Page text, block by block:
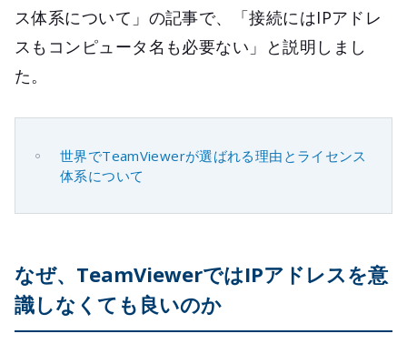
ス体系について」の記事で、「接続にはIPアドレ
スもコンピュータ名も必要ない」と説明しまし
た。
世界でTeamViewerが選ばれる理由とライセンス
体系について
なぜ、TeamViewerではIPアドレスを意
識しなくても良いのか